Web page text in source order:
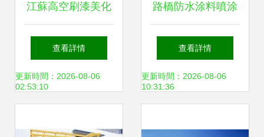
江蘇高空刷漆美化
工程——鑄就城市
天際線的匠心之美
查看詳情
更新時間：2026-08-06
02:53:10
路橋防水涂料噴涂
機在橋面防水施工
與涂裝工程中的應
查看詳情
更新時間：2026-08-06
10:31:36